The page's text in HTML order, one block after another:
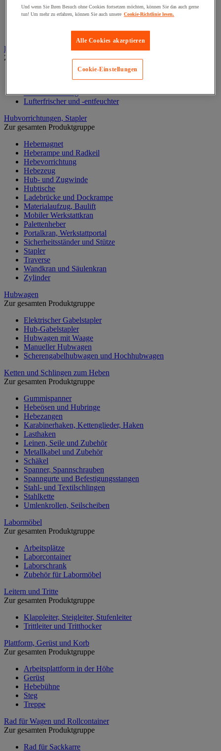
Hallenbüros, Kabinen
Lackierkabine
Zubehör für Trennwände und Kabinen
Heizung, Lufterfrischer und -entfeuchter
Zur gesamten Produktgruppe
Kraftstoffheizung
Lufterfrischer und -entfeuchter
Hubvorrichtungen, Stapler
Zur gesamten Produktgruppe
Hebemagnet
Heberampe und Radkeil
Hebevorrichtung
Hebezeug
Hub- und Zugwinde
Hubtische
Ladebrücke und Dockrampe
Materialaufzug, Baulift
Mobiler Werkstattkran
Palettenheber
Portalkran, Werkstattportal
Sicherheitsständer und Stütze
Stapler
Traverse
Wandkran und Säulenkran
Zylinder
Hubwagen
Zur gesamten Produktgruppe
Elektrischer Gabelstapler
Hub-Gabelstapler
Hubwagen mit Waage
Manueller Hubwagen
Scherengabelhubwagen und Hochhubwagen
Ketten und Schlingen zum Heben
Zur gesamten Produktgruppe
Gummispanner
Hebeösen und Hubringe
Hebezangen
Karabinerhaken, Kettenglieder, Haken
Lasthaken
Leinen, Seile und Zubehör
Metallkabel und Zubehör
Schäkel
Spanner, Spannschrauben
Spanngurte und Befestigungsstangen
Stahl- und Textilschlingen
Stahlkette
Umlenkrollen, Seilscheiben
Labormöbel
Zur gesamten Produktgruppe
Arbeitsplätze
Laborcontainer
Laborschrank
Zubehör für Labormöbel
Leitern und Tritte
Zur gesamten Produktgruppe
Klappleiter, Steigleiter, Stufenleiter
Trittleiter und Tritthocker
Plattform, Gerüst und Korb
Zur gesamten Produktgruppe
Arbeitsplattform in der Höhe
Gerüst
Hebebühne
Steg
Treppe
Rad für Wagen und Rollcontainer
Zur gesamten Produktgruppe
Rad für Sackkarre
Und wenn Sie Ihren Besuch ohne Cookies fortsetzen möchten, können Sie das auch gerne
tun! Um mehr zu erfahren, können Sie auch unsere Cookie-Richtlinie lesen.
Alle Cookies akzeptieren
Cookie-Einstellungen